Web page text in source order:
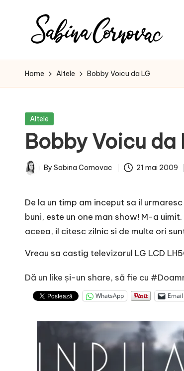
S
a
i
n
a
o
r
n
o
v
a
creator
de
de
16
ani
Home Altele Bobby Voicu da LG
Posted
Altele
Bobby Voicu da
Posted
By Sabina Cornovac 21 mai 2009
De la un timp am inceput sa il
buni, este un one man show! M-a
aceea, il citesc zilnic si de multe ori
Vreau sa castig televizorul LG LCD
Dă un like și-un share, să fie cu
WhatsApp Email